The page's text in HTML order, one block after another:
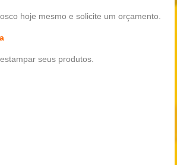
hoje mesmo e solicite um orçamento.
seus produtos.